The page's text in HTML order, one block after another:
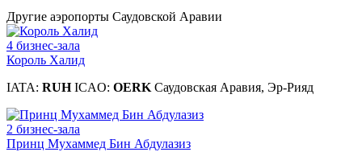
Другие аэропорты Саудовской Аравии
4 бизнес-зала
Король Халид
IATA: RUHICAO: OERK Саудовская Аравия, Эр-Рияд
2 бизнес-зала
Принц Мухаммед Бин Абдулазиз